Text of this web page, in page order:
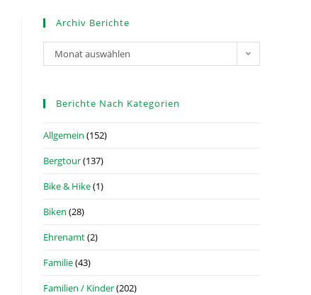
Archiv Berichte
Monat auswählen
Berichte Nach Kategorien
Allgemein (152)
Bergtour(137)
Bike & Hike(1)
Biken (28)
Ehrenamt(2)
Familie(43)
Familien / Kinder(202)